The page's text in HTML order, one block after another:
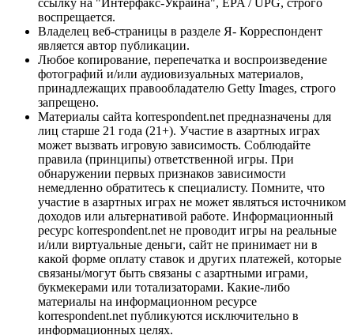
ссылку на "Интерфакс-Украина", EPA / UPG, строго
воспрещается.
Владелец веб-страницы в разделе Я- Корреспондент
является автор публикации.
Любое копирование, перепечатка и воспроизведение
фотографий и/или аудиовизуальных материалов,
принадлежащих правообладателю Getty Images, строго
запрещено.
Материалы сайта korrespondent.net предназначены для
лиц старше 21 года (21+). Участие в азартных играх
может вызвать игровую зависимость. Соблюдайте
правила (принципы) ответственной игры. При
обнаружении первых признаков зависимости
немедленно обратитесь к специалисту. Помните, что
участие в азартных играх не может являться источником
доходов или альтернативой работе. Информационный
ресурс korrespondent.net не проводит игры на реальные
и/или виртуальные деньги, сайт не принимает ни в
какой форме оплату ставок и других платежей, которые
связаны/могут быть связаны с азартными играми,
букмекерами или тотализаторами. Какие-либо
материалы на информационном ресурсе
korrespondent.net публикуются исключительно в
информационных целях.